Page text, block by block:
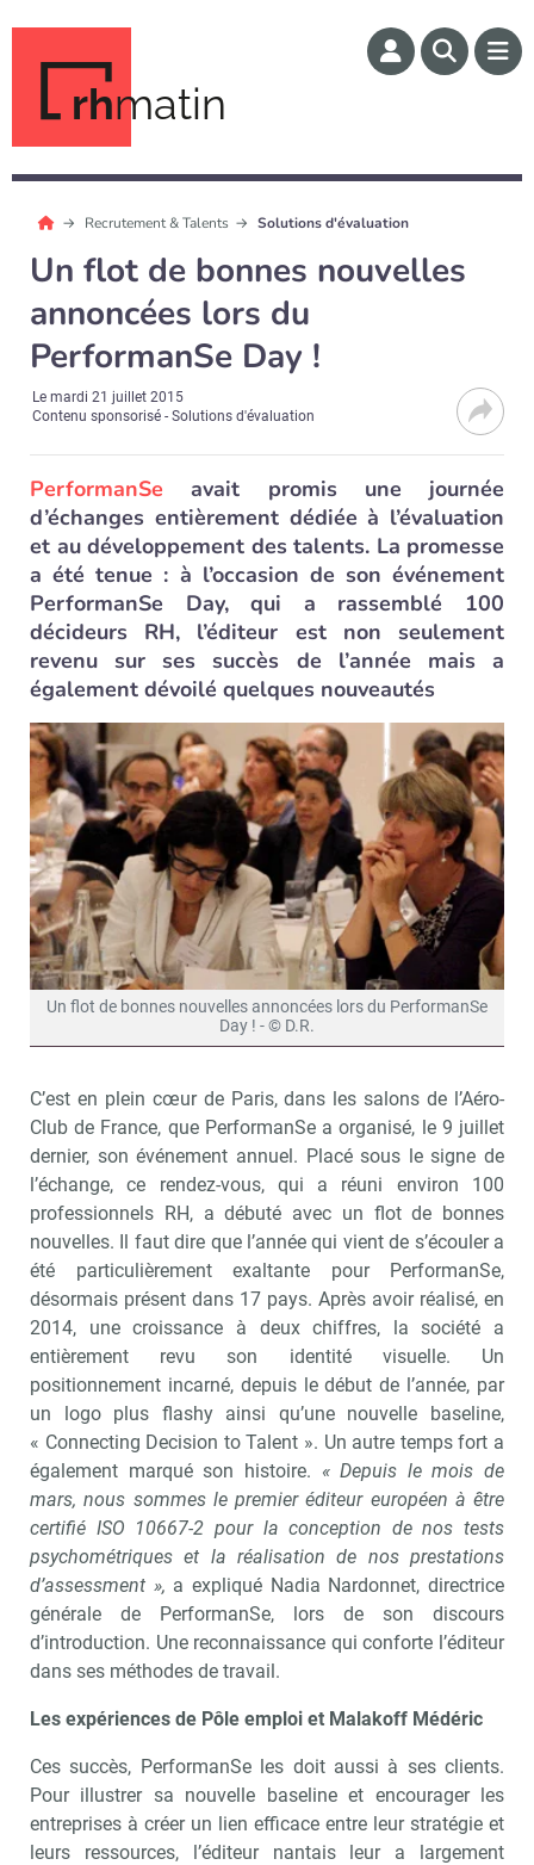
rhmatin
Recrutement & Talents Solutions d'évaluation
Un flot de bonnes nouvelles
annoncées lors du
PerformanSe Day !
Lemardi 21 juillet 2015
Contenu sponsorisé - Solutions d'évaluation
PerformanSe avait promis une journée
d’échanges entièrement dédiée à l’évaluation
et au développement des talents. La promesse
a été tenue : à l’occasion de son événement
PerformanSe Day, qui a rassemblé 100
décideurs RH, l’éditeur est non seulement
revenu sur ses succès de l’année mais a
également dévoilé quelques nouveautés
Un flot de bonnes nouvelles annoncées lors du PerformanSe
Day ! - © D.R.
C’est en plein cœur de Paris, dans les salons de l’Aéro-
Club de France, que PerformanSe a organisé, le 9 juillet
dernier, son événement annuel. Placé sous le signe de
l’échange, ce rendez-vous, qui a réuni environ 100
professionnels RH, a débuté avec un flot de bonnes
nouvelles. Il faut dire que l’année qui vient de s’écouler a
été particulièrement exaltante pour PerformanSe,
désormais présent dans 17 pays. Après avoir réalisé, en
2014, une croissance à deux chiffres, la société a
entièrement revu son identité visuelle. Un
positionnement incarné, depuis le début de l’année, par
un logo plus flashy ainsi qu’une nouvelle baseline,
« Connecting Decision to Talent ». Un autre temps fort a
également marqué son histoire. « Depuis le mois de
mars, nous sommes le premier éditeur européen à être
certifié ISO 10667-2 pour la conception de nos tests
psychométriques et la réalisation de nos prestations
d’assessment », a expliqué Nadia Nardonnet, directrice
générale de PerformanSe, lors de son discours
d’introduction. Une reconnaissance qui conforte l’éditeur
dans ses méthodes de travail.
Les expériences de Pôle emploi et Malakoff Médéric
Ces succès, PerformanSe les doit aussi à ses clients.
Pour illustrer sa nouvelle baseline et encourager les
entreprises à créer un lien efficace entre leur stratégie et
leurs ressources, l’éditeur nantais leur a largement